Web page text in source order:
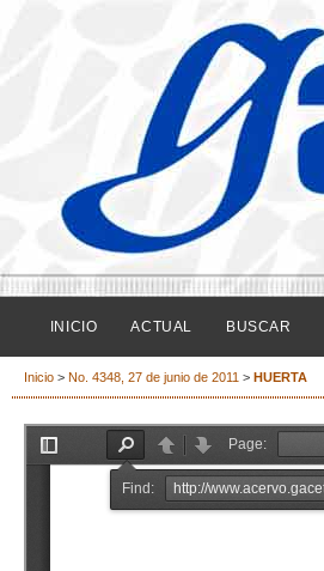
INICIO ACTUAL BUSCAR
Inicio > No. 4348, 27 de junio de 2011 > HUERTA